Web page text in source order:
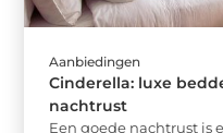
Aanbiedingen
Cinderella: luxe
nachtrust
Een goede nachtrust is